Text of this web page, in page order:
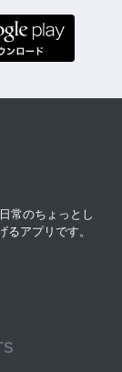
常のちょっとし
アプリです。